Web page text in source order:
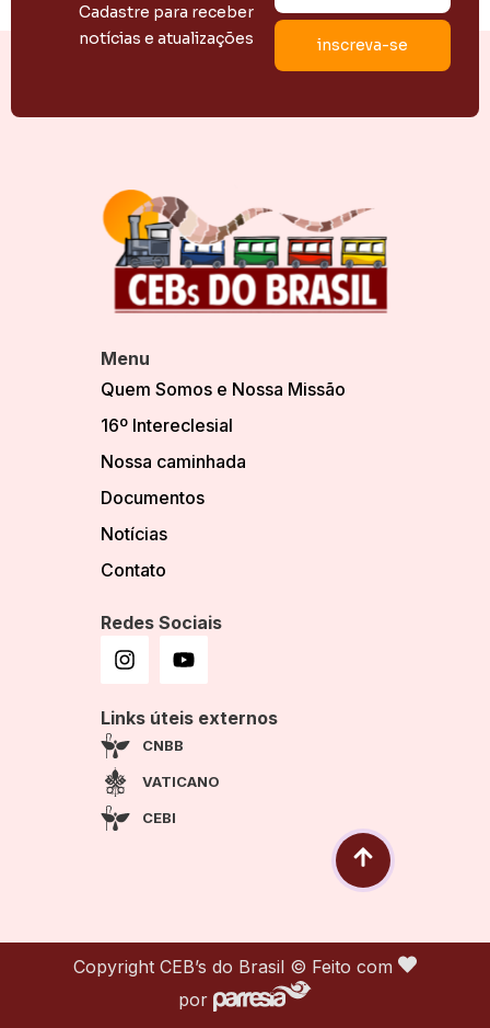
Cadastre para receber
notícias e atualizações
Menu
Quem Somos e Nossa Missão
16º Intereclesial
Nossa caminhada
Documentos
Notícias
Contato
Redes Sociais
Links úteis externos
CNBB
VATICANO
CEBI
Copyright CEB’s do Brasil © Feito com
por